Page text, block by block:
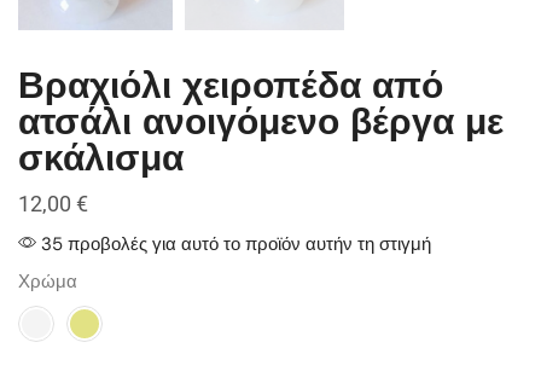
Βραχιόλι χειροπέδα από
ατσάλι ανοιγόμενο βέργα με
σκάλισμα
12,00 €
35 προβολές για αυτό το προϊόν αυτήν τη στιγμή
Χρώμα